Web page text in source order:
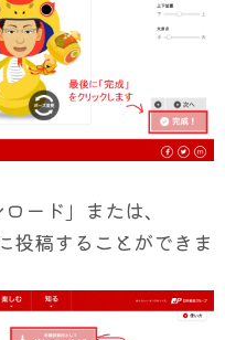
ード」または、
稿することができま